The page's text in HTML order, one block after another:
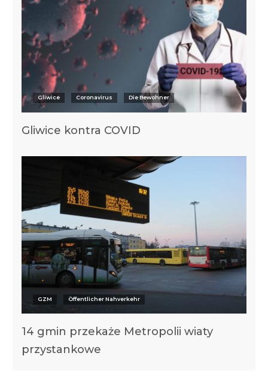
Gliwice Coronavirus Die Bewohner
Gliwice kontra COVID
GZM Öffentlicher Nahverkehr
14 gmin przekaże Metropolii wiaty
przystankowe